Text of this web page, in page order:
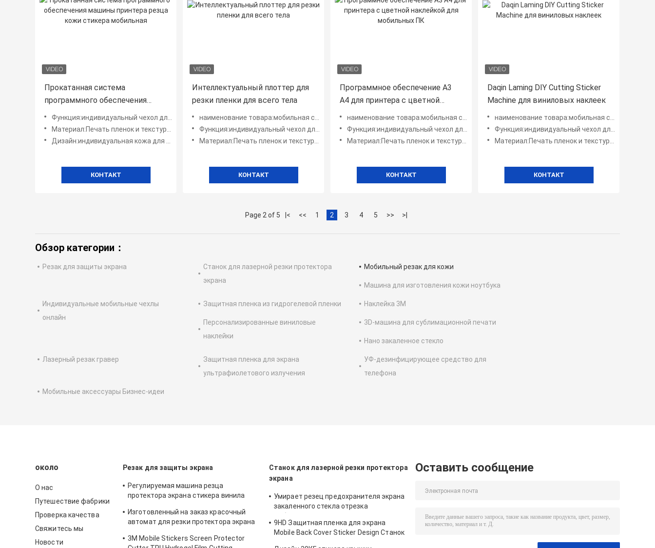
Прокатанная система
программного обеспечения
машины принтера резца кожи
стикера мобильная
Функция:индивидуальный чехол для мобильного телефона
Материал:Печать пленок и текстурных виниловых наклеек
Дизайн:индивидуальная кожа для телефона своими руками
КОНТАКТ
Интеллектуальный плоттер для
резки пленки для всего тела
наименование товара:мобильная система для создания косметических средств
Функция:индивидуальный чехол для мобильного телефона
Материал:Печать пленок и текстурных виниловых наклеек
КОНТАКТ
Программное обеспечение A3
A4 для принтера с цветной
наклейкой для мобильных ПК
наименование товара:мобильная система для создания косметических средств
Функция:индивидуальный чехол для мобильного телефона
Материал:Печать пленок и текстурных виниловых наклеек
КОНТАКТ
Daqin Laming DIY Cutting Sticker
Machine для виниловых наклеек
наименование товара:мобильная система для создания косметических средств
Функция:индивидуальный чехол для мобильного телефона
Материал:Печать пленок и текстурных виниловых наклеек
КОНТАКТ
Page 2 of 5 |< << 1 2 3 4 5 >> >|
Обзор категории：
Резак для защиты экрана
Станок для лазерной резки протектора
экрана
Мобильный резак для кожи
Машина для изготовления кожи ноутбука
Индивидуальные мобильные чехлы
онлайн
Защитная пленка из гидрогелевой пленки Наклейка 3M
Персонализированные виниловые
наклейки
3D-машина для сублимационной печати
Нано закаленное стекло
Лазерный резак гравер
Защитная пленка для экрана
ультрафиолетового излучения
УФ-дезинфицирующее средство для
телефона
Мобильные аксессуары Бизнес-идеи
около
О нас
Путешествие фабрики
Проверка качества
Свяжитесь мы
Новости
Резак для защиты экрана
Регулируемая машина резца
протектора экрана стикера винила
Изготовленный на заказ красочный
автомат для резки протектора экрана
3M Mobile Stickers Screen Protector
Станок для лазерной резки протектора
экрана
Умирает резец предохранителя экрана
закаленного стекла отрезка
9ХД
9HD Защитная пленка для экрана
Mobile Back Cover Sticker Design Станок
Оставить сообщение